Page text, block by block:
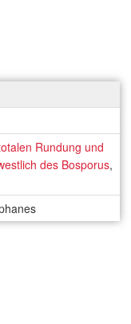
­Rundung und
des Bosporus,